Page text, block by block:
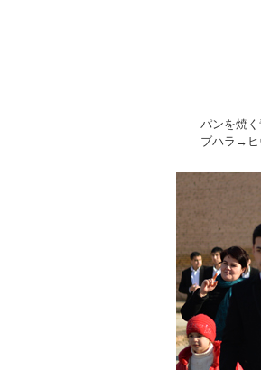
パンを焼く
ブハラ→ヒ